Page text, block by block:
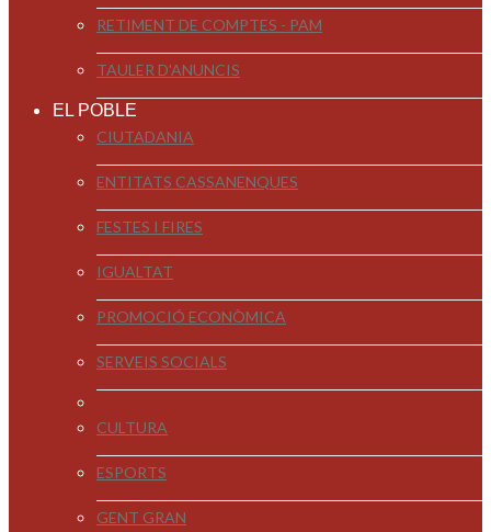
RETIMENT DE COMPTES - PAM
TAULER D'ANUNCIS
EL POBLE
CIUTADANIA
ENTITATS CASSANENQUES
FESTES I FIRES
IGUALTAT
PROMOCIÓ ECONÒMICA
SERVEIS SOCIALS
CULTURA
ESPORTS
GENT GRAN